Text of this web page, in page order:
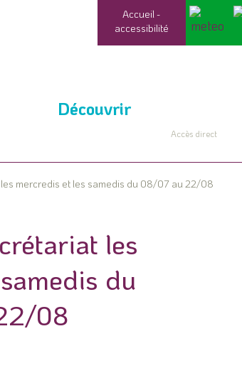
Accueil-
accessibilité
Découvrir
Accès direct
mercredis et les samedis du 08/07 au 22/08
les
du
08